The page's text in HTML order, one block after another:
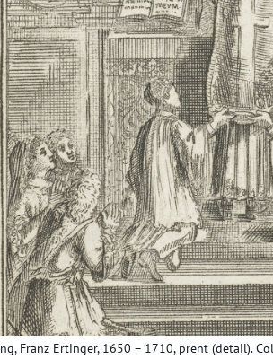
Franz Ertinger, 1650 – 1710, prent (detail).